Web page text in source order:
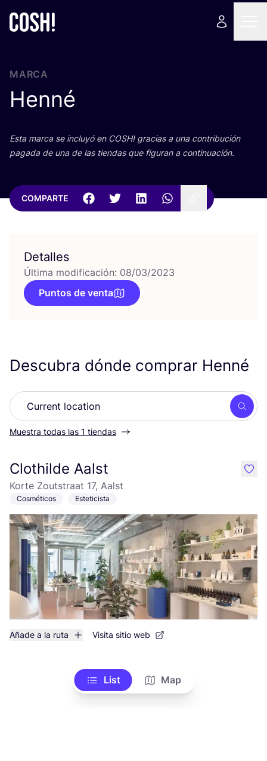
MARCA
Henné
Esta mar­ca se inclu­yó en COSH! gra­cias a una con­tri­bu­ción
paga­da de una de las tien­das que figu­ran a continuación.
COMPARTE
Detalles
Última modificación: 08/03/2023
Puntos de venta
Descubra dónde comprar Henné
Muestra todas las 1 tiendas
Clothilde Aalst
Korte Zoutstraat 17, Aalst
Cosméticos Esteticista
Añade a la ruta Visita sitio web
like
List Map